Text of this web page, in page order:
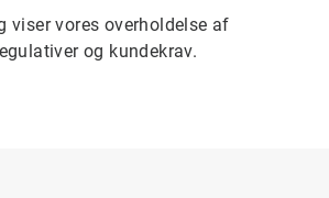
viser vores overholdelse af
og kundekrav.